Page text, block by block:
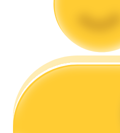
合約功能使用指南